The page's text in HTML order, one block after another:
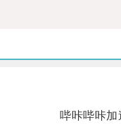
哔咔哔咔加速